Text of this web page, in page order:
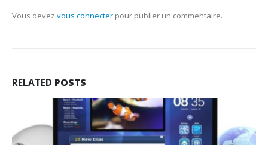
Vous devez vous connecter pour publier un commentaire.
RELATED POSTS